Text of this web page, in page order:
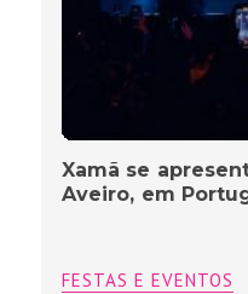
Xamã se
Aveiro, em
FESTAS E EVENTOS